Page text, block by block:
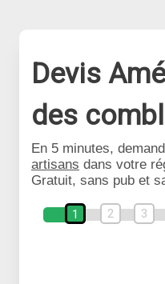
Devis
des
En 5 minutes,
artisans dans votre
Gratuit, sans pub et
1 2 3